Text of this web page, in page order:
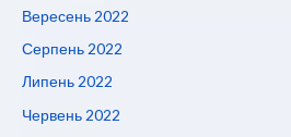
Вересень 2022
Серпень 2022
Липень 2022
Червень 2022